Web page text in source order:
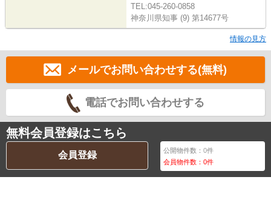
TEL:045-260-0858
神奈川県知事 (9) 第14677号
情報の見方
メールでお問い合わせする(無料)
電話でお問い合わせする
無料会員登録はこちら
会員登録 公開物件数：0件
会員物件数：0件